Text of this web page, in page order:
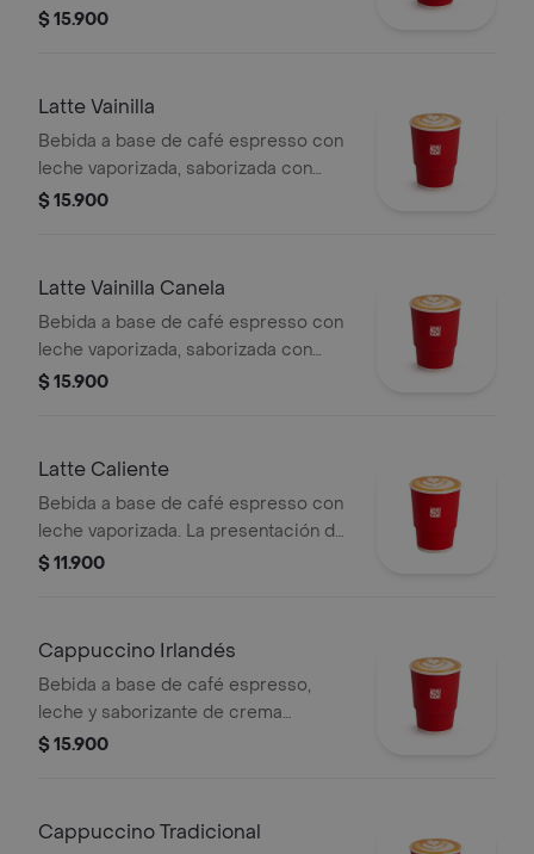
caramelo.
$ 15.900
Latte Vainilla
Bebida a base de café espresso con
leche vaporizada, saborizada con
vainilla.
$ 15.900
Latte Vainilla Canela
Bebida a base de café espresso con
leche vaporizada, saborizada con
vainilla y canela.
$ 15.900
Latte Caliente
Bebida a base de café espresso con
leche vaporizada. La presentación del
producto puede variar
transporte para pedidos a domicilio.
$ 11.900
Cappuccino Irlandés
Bebida a base de café espresso,
leche y saborizante de crema
irlandesa. Este producto no tiene
minutos de haber sido preparado.
$ 15.900
Cappuccino Tradicional